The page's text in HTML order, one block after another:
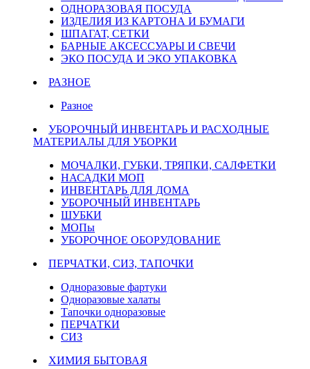
ОДНОРАЗОВАЯ ПОСУДА
ИЗДЕЛИЯ ИЗ КАРТОНА И БУМАГИ
ШПАГАТ, СЕТКИ
БАРНЫЕ АКСЕССУАРЫ И СВЕЧИ
ЭКО ПОСУДА И ЭКО УПАКОВКА
РАЗНОЕ
Разное
УБОРОЧНЫЙ ИНВЕНТАРЬ И РАСХОДНЫЕ
МАТЕРИАЛЫ ДЛЯ УБОРКИ
МОЧАЛКИ, ГУБКИ, ТРЯПКИ, САЛФЕТКИ
НАСАДКИ МОП
ИНВЕНТАРЬ ДЛЯ ДОМА
УБОРОЧНЫЙ ИНВЕНТАРЬ
ШУБКИ
МОПы
УБОРОЧНОЕ ОБОРУДОВАНИЕ
ПЕРЧАТКИ, СИЗ, ТАПОЧКИ
Одноразовые фартуки
Одноразовые халаты
Тапочки одноразовые
ПЕРЧАТКИ
СИЗ
ХИМИЯ БЫТОВАЯ